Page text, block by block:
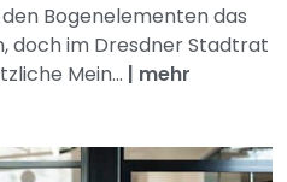
Bogenelementen das
doch im Dresdner Stadtrat
Mein... | mehr